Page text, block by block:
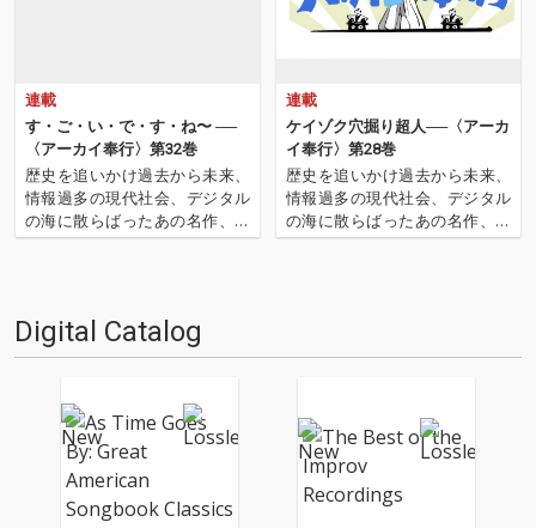
連載
す・ご・い・で・す・ね〜 ──
〈アーカイ奉行〉第32巻
歴史を追いかけ過去から未来、
情報過多の現代社会、デジタル
の海に散らばったあの名作、こ
の名作たちをひとつにまとめる
は…'''1.過去作の最新リマスター
音源 2.これまで未配信…
連載
ケイゾク穴掘り超人──〈アーカ
イ奉行〉第28巻
歴史を追いかけ過去から未来、
情報過多の現代社会、デジタル
の海に散らばったあの名作、こ
の名作たちをひとつにまとめる
音源 2.これまで未配信…
Digital Catalog